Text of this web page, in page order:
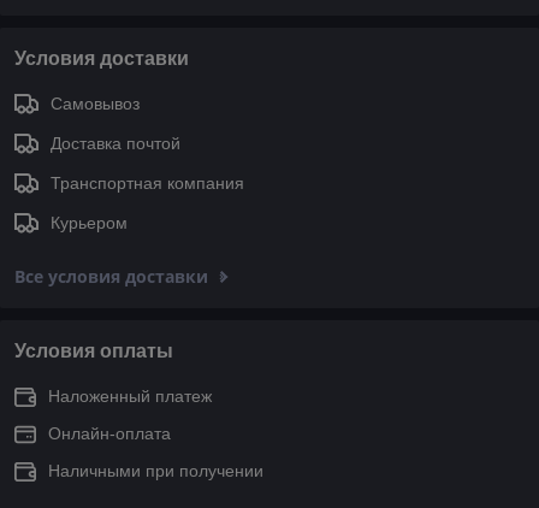
Условия доставки
Самовывоз
Доставка почтой
Транспортная компания
Курьером
Все условия доставки
Условия оплаты
Наложенный платеж
Онлайн-оплата
Наличными при получении